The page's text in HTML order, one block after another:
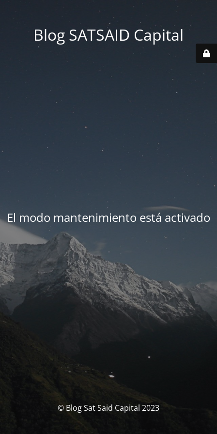
Blog SATSAID Capital
El modo mantenimiento está activado
© Blog Sat Said Capital 2023